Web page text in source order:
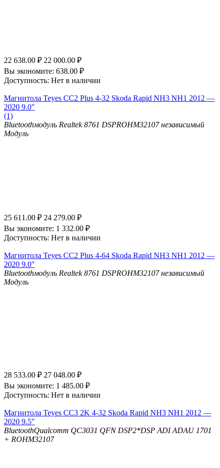
22 638.00 ₽ 22 000.00 ₽
Вы экономите: 638.00 ₽
Доступность: Нет в наличии
Магнитола Teyes CC2 Plus 4-32 Skoda Rapid NH3 NH1 2012 —
2020 9.0"
(1)
Bluetoothмодуль Realtek 8761 DSPROHM32107 независимый
Модуль
25 611.00 ₽ 24 279.00 ₽
Вы экономите: 1 332.00 ₽
Доступность: Нет в наличии
Магнитола Teyes CC2 Plus 4-64 Skoda Rapid NH3 NH1 2012 —
2020 9.0"
Bluetoothмодуль Realtek 8761 DSPROHM32107 независимый
Модуль
28 533.00 ₽ 27 048.00 ₽
Вы экономите: 1 485.00 ₽
Доступность: Нет в наличии
Магнитола Teyes CC3 2K 4-32 Skoda Rapid NH3 NH1 2012 —
2020 9.5"
BluetoothQualcomm QC3031 QFN DSP2*DSP ADI ADAU 1701
+ ROHM32107